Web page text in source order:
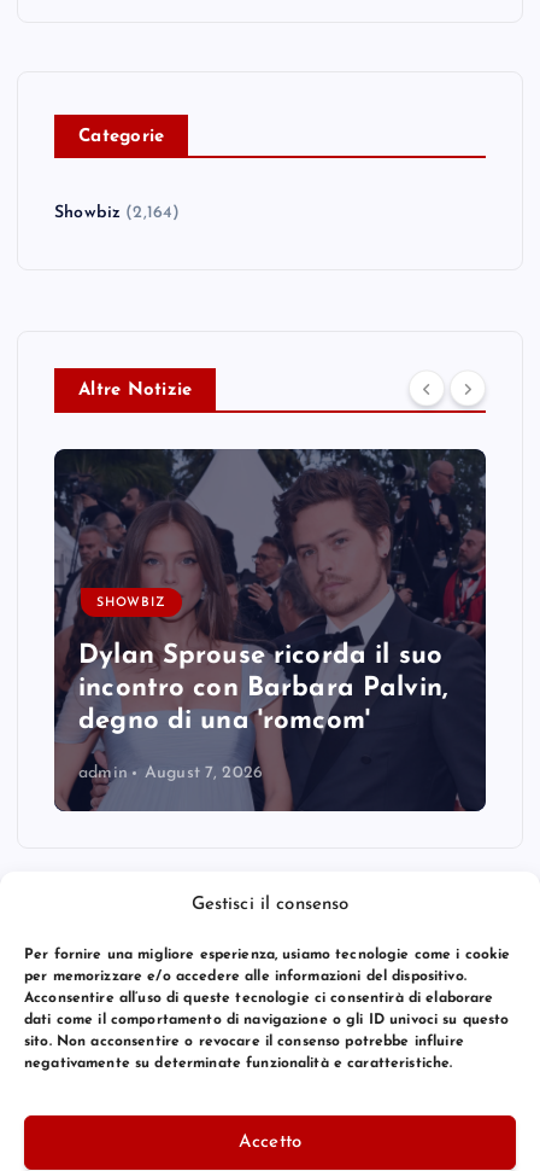
Gestisci il consenso
Per fornire una migliore esperienza, usiamo tecnologie come i cookie
per memorizzare e/o accedere alle informazioni del dispositivo.
Acconsentire all’uso di queste tecnologie ci consentirà di elaborare
dati come il comportamento di navigazione o gli ID univoci su questo
sito. Non acconsentire o revocare il consenso potrebbe influire
negativamente su determinate funzionalità e caratteristiche.
Accetto
Categorie
Showbiz (2,164)
Altre Notizie
SHOWBIZ
Dylan Sprouse ricorda il suo
incontro con Barbara Palvin,
degno di una 'romcom'
admin August 7, 2026